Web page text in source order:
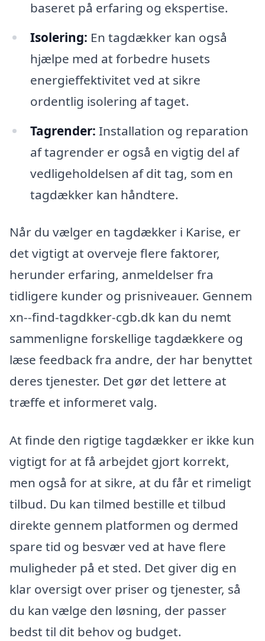
baseret på erfaring og ekspertise.
Isolering: En tagdækker kan også
hjælpe med at forbedre husets
energieffektivitet ved at sikre
ordentlig isolering af taget.
Tagrender: Installation og reparation
af tagrender er også en vigtig del af
vedligeholdelsen af dit tag, som en
tagdækker kan håndtere.
Når du vælger en tagdækker i Karise, er
det vigtigt at overveje flere faktorer,
herunder erfaring, anmeldelser fra
tidligere kunder og prisniveauer. Gennem
xn--find-tagdkker-cgb.dk kan du nemt
sammenligne forskellige tagdækkere og
læse feedback fra andre, der har benyttet
deres tjenester. Det gør det lettere at
træffe et informeret valg.
At finde den rigtige tagdækker er ikke kun
vigtigt for at få arbejdet gjort korrekt,
men også for at sikre, at du får et rimeligt
tilbud. Du kan tilmed bestille et tilbud
direkte gennem platformen og dermed
spare tid og besvær ved at have flere
muligheder på et sted. Det giver dig en
klar oversigt over priser og tjenester, så
du kan vælge den løsning, der passer
bedst til dit behov og budget.